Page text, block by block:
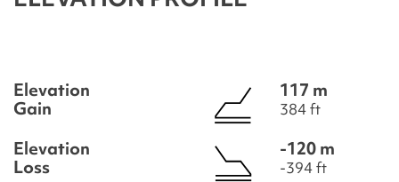
Elevation
Gain
117 m
384 ft
Elevation
Loss
-120 m
-394 ft